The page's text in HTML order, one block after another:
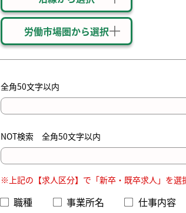
労働市場圏から選択
全角50文字以内
NOT検索 全角50文字以内
※上記の【求人区分】で「新卒・既卒求人」を選
職種 事業所名 仕事内容